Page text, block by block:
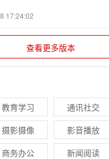
17:24:02
查看更多版本
教育学习 通讯社交
摄影摄像 影音播放
商务办公 新闻阅读